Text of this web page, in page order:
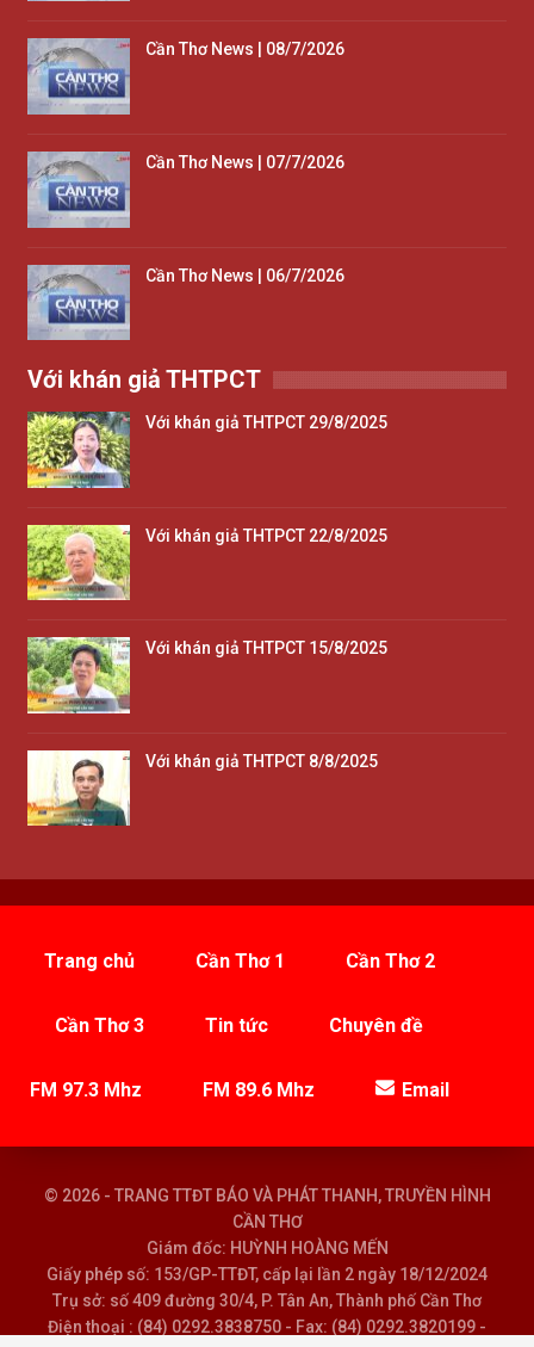
Cần Thơ News | 08/7/2026
Cần Thơ News | 07/7/2026
Cần Thơ News | 06/7/2026
Với khán giả THTPCT
Với khán giả THTPCT 29/8/2025
Với khán giả THTPCT 22/8/2025
Với khán giả THTPCT 15/8/2025
Với khán giả THTPCT 8/8/2025
Trang chủ Cần Thơ 1 Cần Thơ 2
Cần Thơ 3 Tin tức Chuyên đề
FM 97.3 Mhz FM 89.6 Mhz Email
© 2026 - TRANG TTĐT BÁO VÀ PHÁT THANH, TRUYỀN HÌNH
CẦN THƠ
Giám đốc: HUỲNH HOÀNG MẾN
Giấy phép số: 153/GP-TTĐT, cấp lại lần 2 ngày 18/12/2024
Trụ sở: số 409 đường 30/4, P. Tân An, Thành phố Cần Thơ
Điện thoại : (84) 0292.3838750 - Fax: (84) 0292.3820199 -